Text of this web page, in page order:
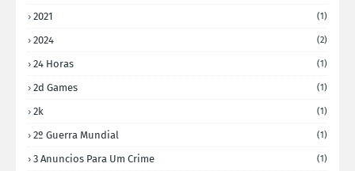
2021 (1)
2024 (2)
24 Horas (1)
2d Games (1)
2k (1)
2º Guerra Mundial (1)
3 Anuncios Para Um Crime (1)